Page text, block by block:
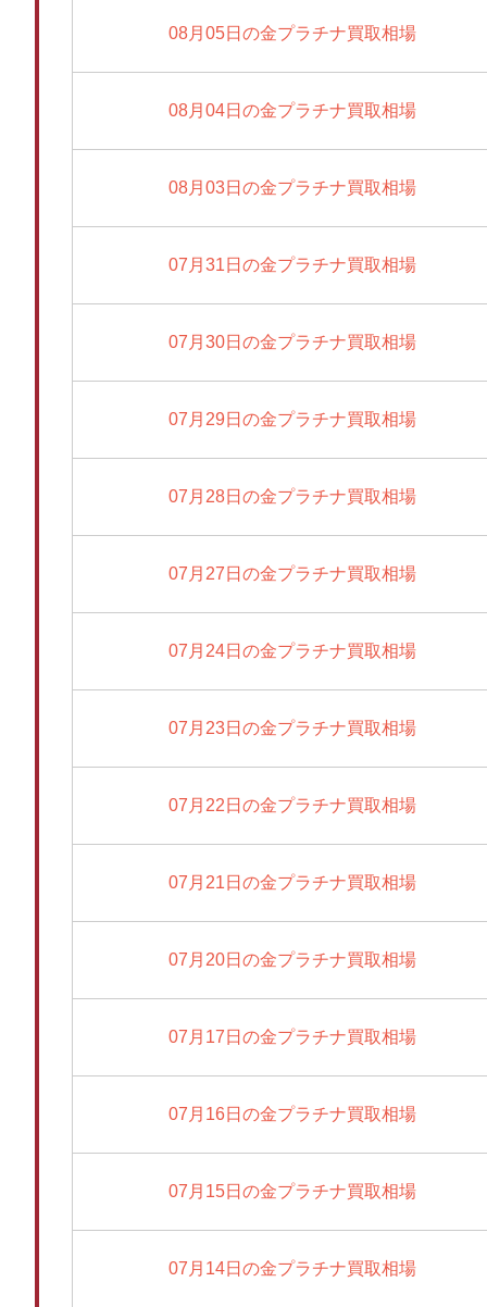
08月05日の金プラチナ買取相場
08月04日の金プラチナ買取相場
08月03日の金プラチナ買取相場
07月31日の金プラチナ買取相場
07月30日の金プラチナ買取相場
07月29日の金プラチナ買取相場
07月28日の金プラチナ買取相場
07月27日の金プラチナ買取相場
07月24日の金プラチナ買取相場
07月23日の金プラチナ買取相場
07月22日の金プラチナ買取相場
07月21日の金プラチナ買取相場
07月20日の金プラチナ買取相場
07月17日の金プラチナ買取相場
07月16日の金プラチナ買取相場
07月15日の金プラチナ買取相場
07月14日の金プラチナ買取相場